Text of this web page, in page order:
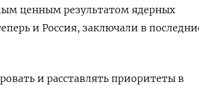
ценным результатом ядерных
и Россия, заключали в
и расставлять приоритеты в